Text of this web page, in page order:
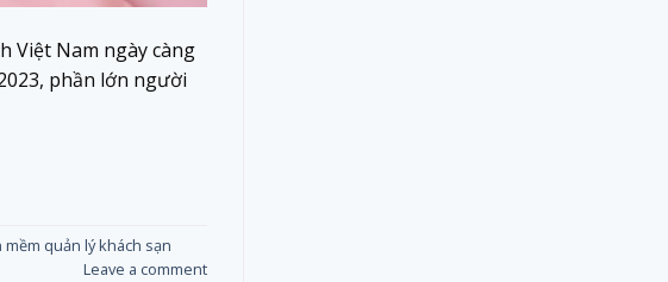
Việt Nam ngày càng
phần lớn người
mềm quản lý khách sạn
Leave a comment